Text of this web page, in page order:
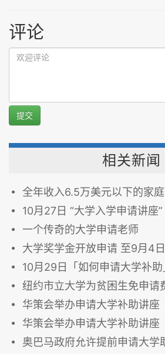
评论
提交
相关新闻
全年收入6.5万美元以下的家庭可免
10月27日 “大学入学申请讲座”
一个传奇的大学申请老师
大学奖学金开放申请 至9月4日
10月29日「如何申请大学补助
纽约市立大学为贫困生免申请
华策会举办申请大学补助讲座
华策会举办申请大学补助讲座
奥巴马政府允许提前申请大学